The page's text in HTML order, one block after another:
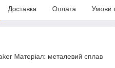
Доставка Оплата Умови
Матеріал: металевий сплав